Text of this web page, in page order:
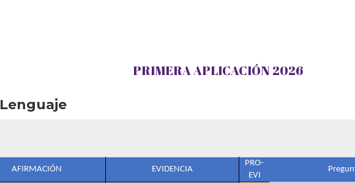
PRIMERA APLICACIÓN 2026
Lenguaje
AFIRMACIÓN EVIDENCIA
PRO-
EVI